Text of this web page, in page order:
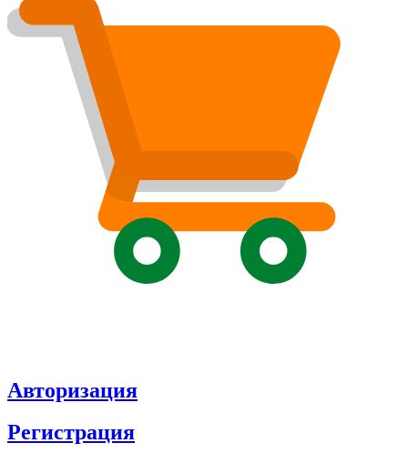
Авторизация
Регистрация